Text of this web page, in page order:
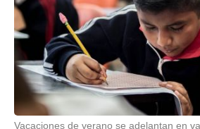
Vacaciones de verano se adelantan en